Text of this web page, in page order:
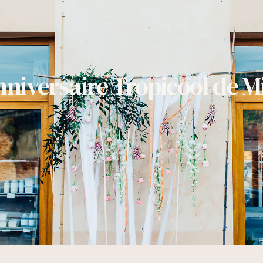
Tropicool de